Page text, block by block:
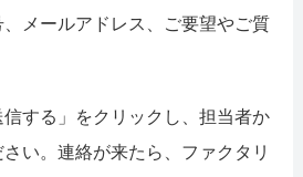
メールアドレス、ご要望やご質
する」をクリックし、担当者か
い。連絡が来たら、ファクタリ